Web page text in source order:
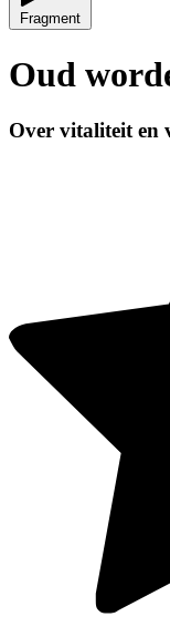
Fragment
Oud
Over vitaliteit en